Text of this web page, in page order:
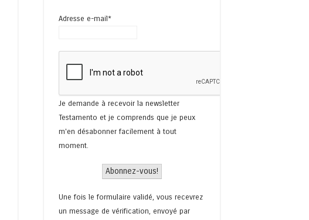
Adresse e-mail*
Je demande à recevoir la newsletter
Testamento et je comprends que je peux
m'en désabonner facilement à tout
moment.
Une fois le formulaire validé, vous recevrez
un message de vérification, envoyé par